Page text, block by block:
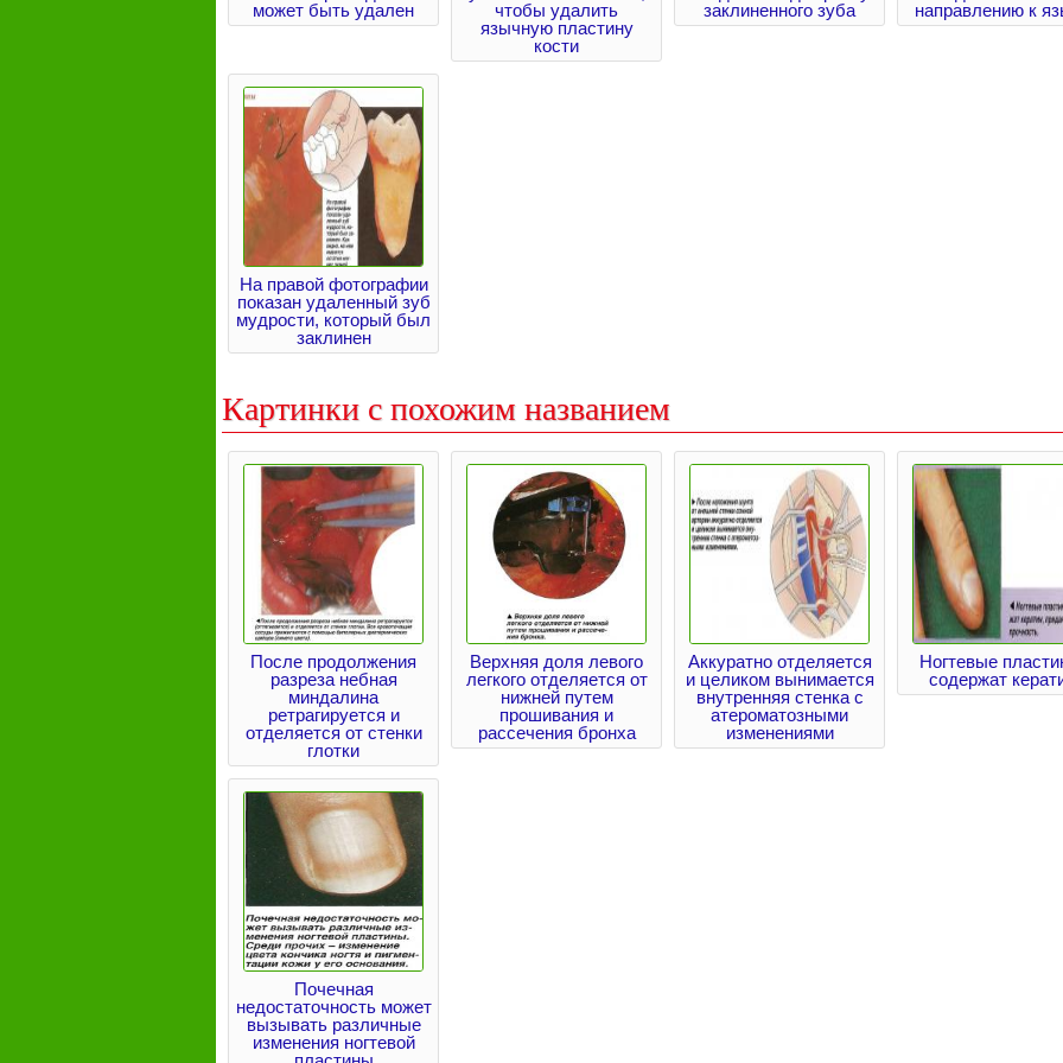
может быть удален
чтобы удалить
язычную пластину
кости
заклиненного зуба
направлению к
На правой фотографии
показан удаленный зуб
мудрости, который был
заклинен
Картинки с похожим названием
После продолжения
разреза небная
миндалина
ретрагируется и
отделяется от стенки
глотки
Верхняя доля левого
легкого отделяется от
нижней путем
прошивания и
рассечения бронха
Аккуратно отделяется
и целиком вынимается
внутренняя стенка с
атероматозными
изменениями
Ногтевые
содержат
Почечная
недостаточность может
вызывать различные
изменения ногтевой